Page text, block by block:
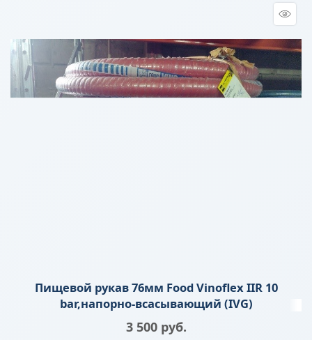
Пищевой рукав 76мм Food Vinoflex IIR 10
bar,напорно-всасывающий (IVG)
3 500 руб.